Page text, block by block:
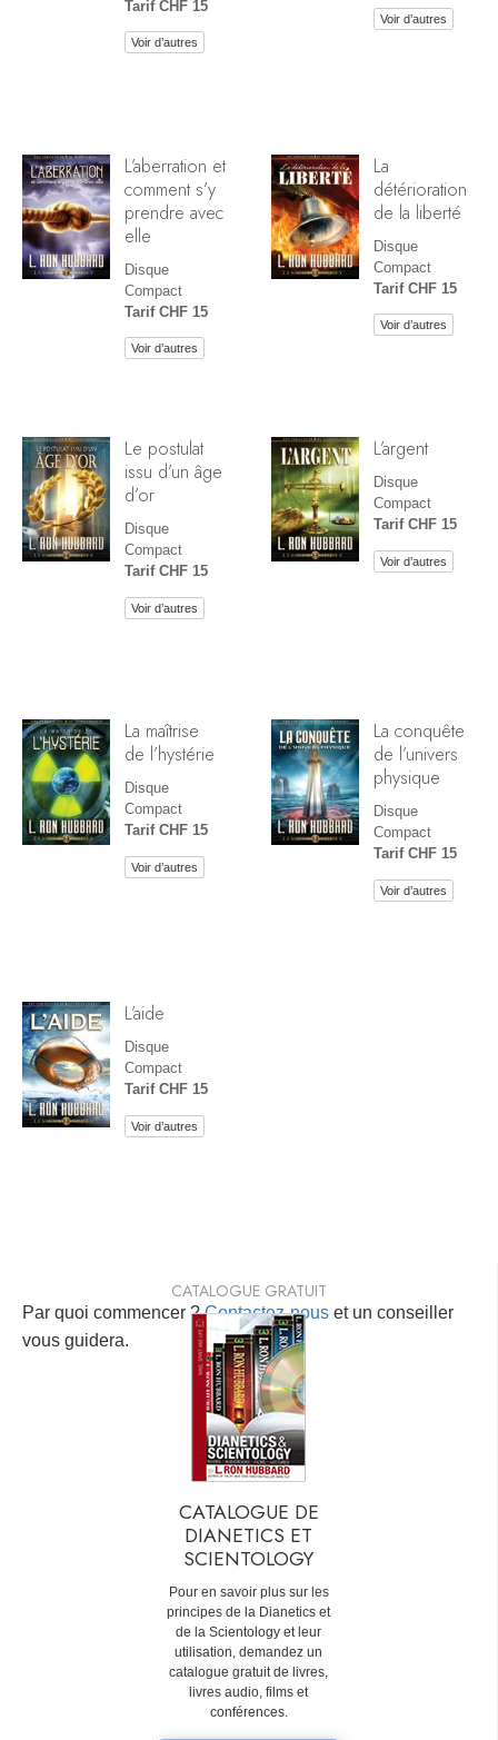
Tarif CHF 15
Voir d’autres
Voir d’autres
L’aberration et
comment s’y
prendre avec
elle
Disque
Compact
Tarif CHF 15
Voir d’autres
La
détérioration
de la liberté
Disque
Compact
Tarif CHF 15
Voir d’autres
Le postulat
issu d’un âge
d’or
Disque
Compact
Tarif CHF 15
Voir d’autres
L’argent
Disque
Compact
Tarif CHF 15
Voir d’autres
La maîtrise
de l’hystérie
Disque
Compact
Tarif CHF 15
Voir d’autres
La conquête
de l’univers
physique
Disque
Compact
Tarif CHF 15
Voir d’autres
L’aide
Disque
Compact
Tarif CHF 15
Voir d’autres
Par quoi commencer ?Contactez-nous et un conseiller
vous guidera.
CATALOGUE GRATUIT
CATALOGUE DE
DIANETICS ET
SCIENTOLOGY
Pour en savoir plus sur les
principes de la Dianetics et
de la Scientology et leur
utilisation, demandez un
catalogue gratuit de livres,
livres audio, films et
conférences.